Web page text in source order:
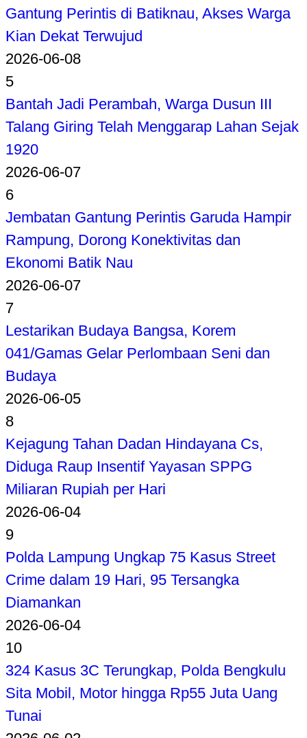
Gantung Perintis di Batiknau, Akses Warga
Kian Dekat Terwujud
2026-06-08
5
Bantah Jadi Perambah, Warga Dusun III
Talang Giring Telah Menggarap Lahan Sejak
1920
2026-06-07
6
Jembatan Gantung Perintis Garuda Hampir
Rampung, Dorong Konektivitas dan
Ekonomi Batik Nau
2026-06-07
7
Lestarikan Budaya Bangsa, Korem
041/Gamas Gelar Perlombaan Seni dan
Budaya
2026-06-05
8
Kejagung Tahan Dadan Hindayana Cs,
Diduga Raup Insentif Yayasan SPPG
Miliaran Rupiah per Hari
2026-06-04
9
Polda Lampung Ungkap 75 Kasus Street
Crime dalam 19 Hari, 95 Tersangka
Diamankan
2026-06-04
10
324 Kasus 3C Terungkap, Polda Bengkulu
Sita Mobil, Motor hingga Rp55 Juta Uang
Tunai